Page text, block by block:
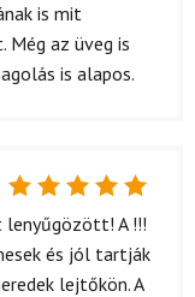
is mit
az üveg is
is alapos.
Értékelés:
/ 5
lenyűgözött! A !!!
és jól tartják
lejtőkön. A